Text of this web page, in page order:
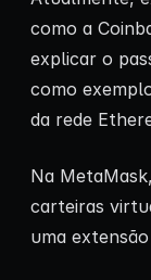
como a
explicar o
como
da rede
Na
carteiras
uma